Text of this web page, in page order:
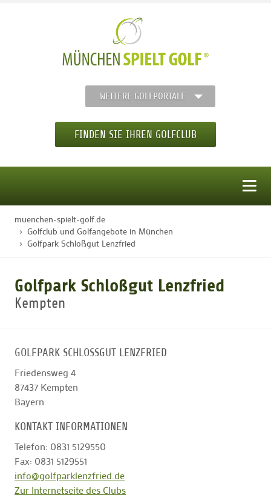
WEITERE GOLFPORTALE
FINDEN SIE IHREN GOLFCLUB
STARTSEITE
GOLFTURNIERE
GOLFEINSTEIGER
GOLFHOTELS
muenchen-spielt-golf.de
Golfclub und Golfangebote in München
Golfpark Schloßgut Lenzfried
Golfpark Schloßgut Lenzfried
Kempten
GOLFPARK SCHLOSSGUT LENZFRIED
Friedensweg 4
87437 Kempten
Bayern
KONTAKT INFORMATIONEN
Telefon: 0831 5129550
Fax: 0831 5129551
info@golfparklenzfried.de
Zur Internetseite des Clubs